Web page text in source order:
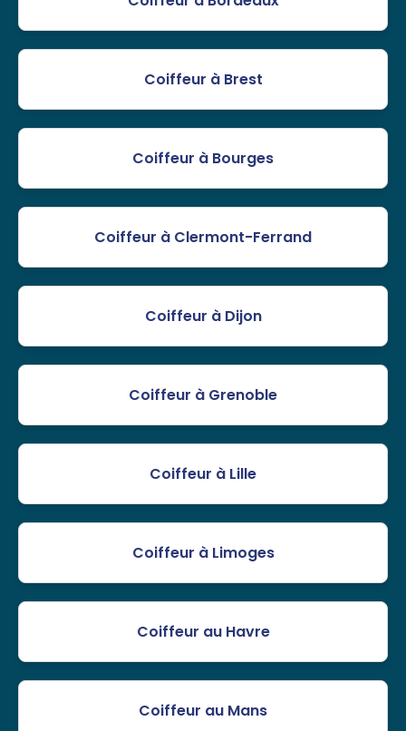
Coiffeur à Brest
Coiffeur à Bourges
Coiffeur à Clermont-Ferrand
Coiffeur à Dijon
Coiffeur à Grenoble
Coiffeur à Lille
Coiffeur à Limoges
Coiffeur au Havre
Coiffeur au Mans